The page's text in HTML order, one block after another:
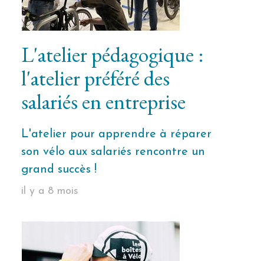
L'atelier pédagogique :
l'atelier préféré des
salariés en entreprise
L'atelier pour apprendre à réparer
son vélo aux salariés rencontre un
grand succès !
il y a 8 mois